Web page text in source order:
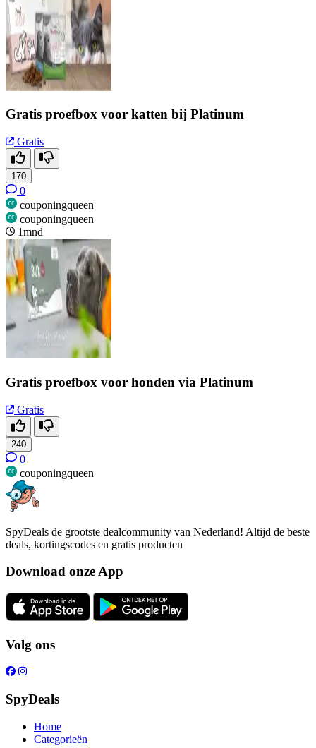
Gratis proefbox voor katten bij Platinum
Gratis
170
0
couponingqueen
couponingqueen
1mnd
Gratis proefbox voor honden via Platinum
Gratis
240
0
couponingqueen
SpyDeals de grootste dealcommunity van Nederland! Altijd de beste
deals, kortingscodes en gratis producten
Download onze App
Volg ons
SpyDeals
Home
Categorieën